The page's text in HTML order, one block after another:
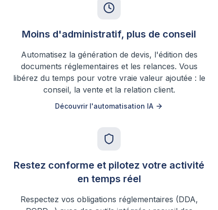
Moins d'administratif, plus de conseil
Automatisez la génération de devis, l'édition des
documents réglementaires et les relances. Vous
libérez du temps pour votre vraie valeur ajoutée : le
conseil, la vente et la relation client.
Découvrir l'automatisation IA
Restez conforme et pilotez votre activité
en temps réel
Respectez vos obligations réglementaires (DDA,